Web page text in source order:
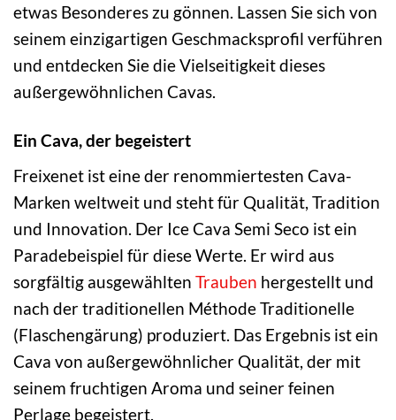
etwas Besonderes zu gönnen. Lassen Sie sich von
seinem einzigartigen Geschmacksprofil verführen
und entdecken Sie die Vielseitigkeit dieses
außergewöhnlichen Cavas.
Ein Cava, der begeistert
Freixenet ist eine der renommiertesten Cava-
Marken weltweit und steht für Qualität, Tradition
und Innovation. Der Ice Cava Semi Seco ist ein
Paradebeispiel für diese Werte. Er wird aus
sorgfältig ausgewählten Trauben hergestellt und
nach der traditionellen Méthode Traditionelle
(Flaschengärung) produziert. Das Ergebnis ist ein
Cava von außergewöhnlicher Qualität, der mit
seinem fruchtigen Aroma und seiner feinen
Perlage begeistert.